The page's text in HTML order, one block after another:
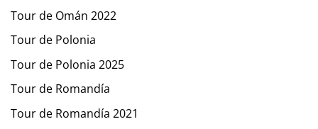
Tour de Omán 2022
Tour de Polonia
Tour de Polonia 2025
Tour de Romandía
Tour de Romandía 2021